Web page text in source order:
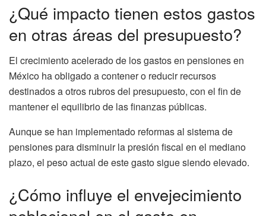
¿Qué impacto tienen estos gastos
en otras áreas del presupuesto?
El crecimiento acelerado de los gastos en pensiones en
México ha obligado a contener o reducir recursos
destinados a otros rubros del presupuesto, con el fin de
mantener el equilibrio de las finanzas públicas.
Aunque se han implementado reformas al sistema de
pensiones para disminuir la presión fiscal en el mediano
plazo, el peso actual de este gasto sigue siendo elevado.
¿Cómo influye el envejecimiento